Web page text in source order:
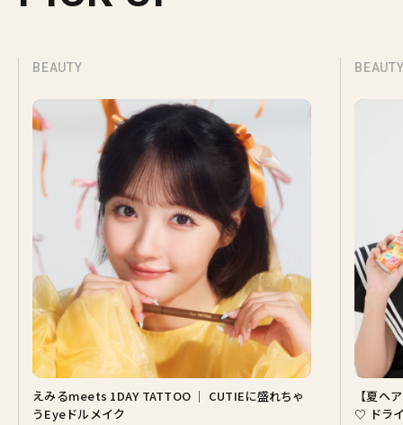
BEAUTY
えみるmeets 1DAY TATTOO ｜ CUTIEに盛れちゃ
うEyeドルメイク
BEAUTY
【夏ヘ
♡ ドラ